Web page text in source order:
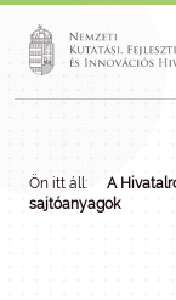
Ön itt áll: A
sajtóanyagok